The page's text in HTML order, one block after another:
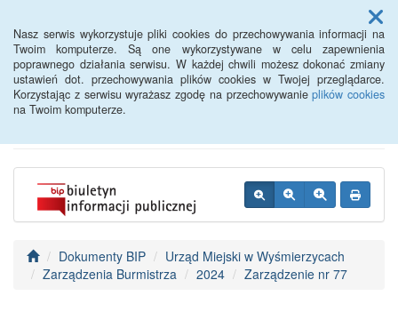
Nasz serwis wykorzystuje pliki cookies do przechowywania informacji na
Twoim komputerze. Są one wykorzystywane w celu zapewnienia
poprawnego działania serwisu. W każdej chwili możesz dokonać zmiany
ustawień dot. przechowywania plików cookies w Twojej przeglądarce.
Korzystając z serwisu wyrażasz zgodę na przechowywanieplików cookies
na Twoim komputerze.
Menu
BIP - Urząd Miejski
Wyśmierzyce
Dokumenty BIP
Urząd Miejski w Wyśmierzycach
Zarządzenia Burmistrza
2024 Zarządzenie nr 77